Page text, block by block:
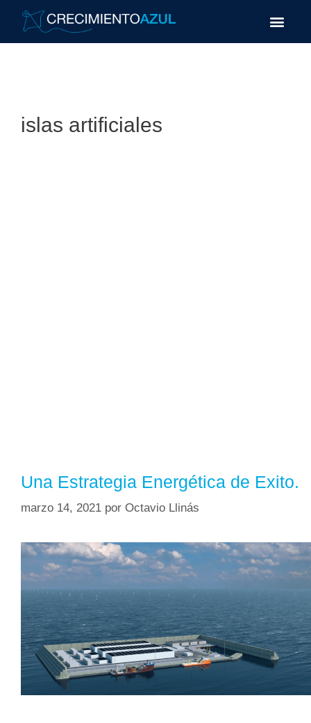
islas artificiales
Una Estrategia Energética de Exito.
marzo 14, 2021 por Octavio Llinás